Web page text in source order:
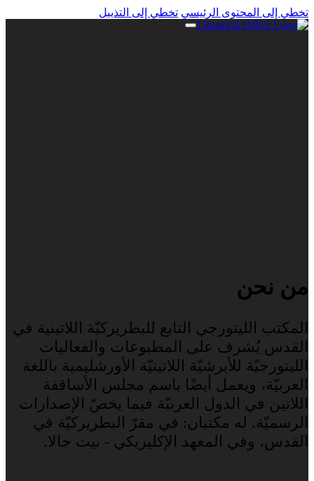
تخطي إلى المحتوى الرئيسي تخطي إلى التذييل
من نحن
المكتب الليتورجي التابع للبطريركيّة اللاتينية في
القدس يُشرف على المطبوعات والفعاليات
الليتورجيّة للأبرشيّة اللاتينيّة الأورشليمية باللغة
العربيّة، ويعمل أيضًا باسم مجلس الأساقفة
اللاتين في الدول العربيّة فيما يخصّ الإصدارات
الرسميّة. له مكتبان: في مقرّ البطريركيّة في
القدس، وفي المعهد الإكليريكي - بيت جالا.